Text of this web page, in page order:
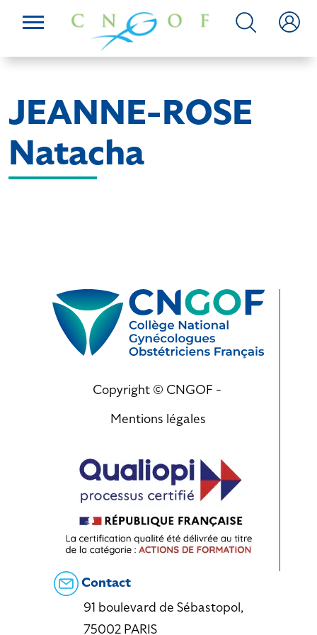
JEANNE-ROSE
Natacha
Copyright © CNGOF -
Mentions légales
Contact
91 boulevard de Sébastopol,
75002 PARIS